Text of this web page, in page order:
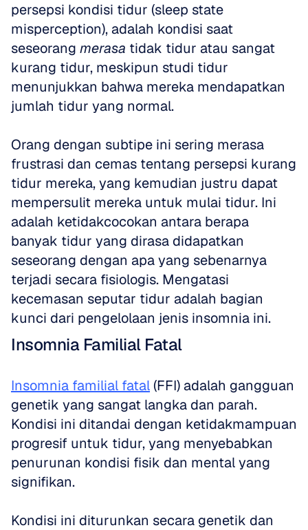
persepsi kondisi tidur (sleep state
misperception), adalah kondisi saat
seseorang merasa tidak tidur atau sangat
kurang tidur, meskipun studi tidur
menunjukkan bahwa mereka mendapatkan
jumlah tidur yang normal.
Orang dengan subtipe ini sering merasa
frustrasi dan cemas tentang persepsi kurang
tidur mereka, yang kemudian justru dapat
mempersulit mereka untuk mulai tidur. Ini
adalah ketidakcocokan antara berapa
banyak tidur yang dirasa didapatkan
seseorang dengan apa yang sebenarnya
terjadi secara fisiologis. Mengatasi
kecemasan seputar tidur adalah bagian
kunci dari pengelolaan jenis insomnia ini.
Insomnia Familial Fatal
Insomnia familial fatal (FFI) adalah gangguan
genetik yang sangat langka dan parah.
Kondisi ini ditandai dengan ketidakmampuan
progresif untuk tidur, yang menyebabkan
penurunan kondisi fisik dan mental yang
signifikan.
Kondisi ini diturunkan secara genetik dan